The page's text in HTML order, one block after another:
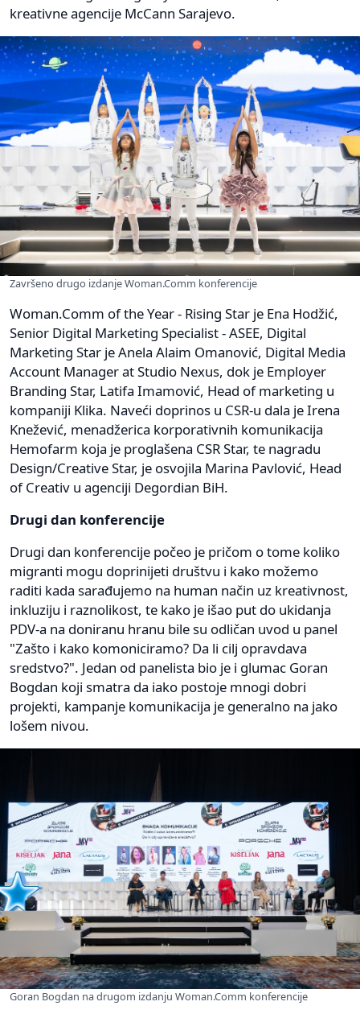
kreativne agencije McCann Sarajevo.
Završeno drugo izdanje Woman.Comm konferencije
Woman.Comm of the Year - Rising Star je Ena Hodžić,
Senior Digital Marketing Specialist - ASEE, Digital
Marketing Star je Anela Alaim Omanović, Digital Media
Account Manager at Studio Nexus, dok je Employer
Branding Star, Latifa Imamović, Head of marketing u
kompaniji Klika. Naveći doprinos u CSR-u dala je Irena
Knežević, menadžerica korporativnih komunikacija
Hemofarm koja je proglašena CSR Star, te nagradu
Design/Creative Star, je osvojila Marina Pavlović, Head
of Creativ u agenciji Degordian BiH.
Drugi dan konferencije
Drugi dan konferencije počeo je pričom o tome koliko
migranti mogu doprinijeti društvu i kako možemo
raditi kada sarađujemo na human način uz kreativnost,
inkluziju i raznolikost, te kako je išao put do ukidanja
PDV-a na doniranu hranu bile su odličan uvod u panel
"Zašto i kako komoniciramo? Da li cilj opravdava
sredstvo?". Jedan od panelista bio je i glumac Goran
Bogdan koji smatra da iako postoje mnogi dobri
projekti, kampanje komunikacija je generalno na jako
lošem nivou.
Goran Bogdan na drugom izdanju Woman.Comm konferencije